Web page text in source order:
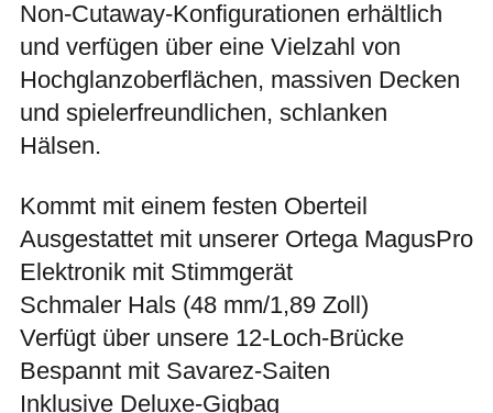
Non-Cutaway-Konfigurationen erhältlich
und verfügen über eine Vielzahl von
Hochglanzoberflächen, massiven Decken
und spielerfreundlichen, schlanken
Hälsen.
Kommt mit einem festen Oberteil
Ausgestattet mit unserer Ortega MagusPro
Elektronik mit Stimmgerät
Schmaler Hals (48 mm/1,89 Zoll)
Verfügt über unsere 12-Loch-Brücke
Bespannt mit Savarez-Saiten
Inklusive Deluxe-Gigbag